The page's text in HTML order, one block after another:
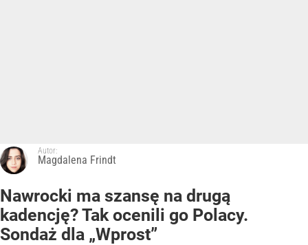
Autor:
Magdalena Frindt
Nawrocki ma szansę na drugą
kadencję? Tak ocenili go Polacy.
Sondaż dla „Wprost”